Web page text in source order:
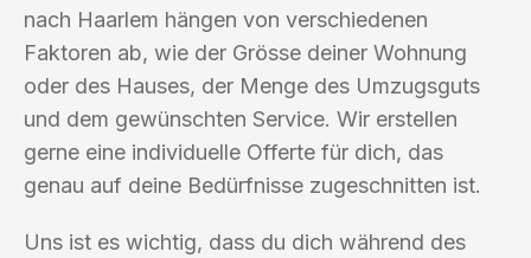
nach Haarlem hängen von verschiedenen
Faktoren ab, wie der Grösse deiner Wohnung
oder des Hauses, der Menge des Umzugsguts
und dem gewünschten Service. Wir erstellen
gerne eine individuelle Offerte für dich, das
genau auf deine Bedürfnisse zugeschnitten ist.
Uns ist es wichtig, dass du dich während des